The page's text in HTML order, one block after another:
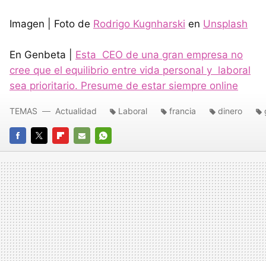
Imagen | Foto de Rodrigo Kugnharski en Unsplash
En Genbeta | Esta CEO de una gran empresa no
cree que el equilibrio entre vida personal y laboral
sea prioritario. Presume de estar siempre online
FACEBOOK
TWITTERFLIPBOARD
E-
MAIL
WHATSAPP
TEMAS Actualidad Laboral francia dinero